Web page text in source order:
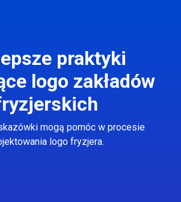
praktyki
logo zakładów
mogą pomóc w procesie
logo fryzjera.